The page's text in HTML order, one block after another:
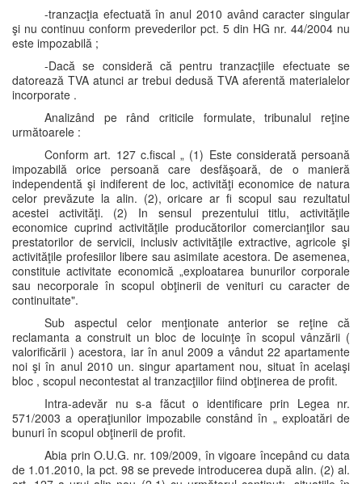
-tranzacţia efectuată în anul 2010 având caracter singular
şi nu continuu conform prevederilor pct. 5 din HG nr. 44/2004 nu
este impozabilă ;
-Dacă se consideră că pentru tranzacţiile efectuate se
datorează TVA atunci ar trebui dedusă TVA aferentă materialelor
incorporate .
Analizând pe rând criticile formulate, tribunalul reţine
următoarele :
Conform art. 127 c.fiscal „ (1) Este considerată persoană
impozabilă orice persoană care desfăşoară, de o manieră
independentă şi indiferent de loc, activităţi economice de natura
celor prevăzute la alin. (2), oricare ar fi scopul sau rezultatul
acestei activităţi. (2) In sensul prezentului titlu, activităţile
economice cuprind activităţile producătorilor comercianţilor sau
prestatorilor de servicii, inclusiv activităţile extractive, agricole şi
activităţile profesiilor libere sau asimilate acestora. De asemenea,
constituie activitate economică „exploatarea bunurilor corporale
sau necorporale în scopul obţinerii de venituri cu caracter de
continuitate".
Sub aspectul celor menţionate anterior se reţine că
reclamanta a construit un bloc de locuinţe în scopul vânzării (
valorificării ) acestora, iar în anul 2009 a vândut 22 apartamente
noi şi în anul 2010 un. singur apartament nou, situat în acelaşi
bloc , scopul necontestat al tranzacţiilor fiind obţinerea de profit.
Intra-adevăr nu s-a făcut o identificare prin Legea nr.
571/2003 a operaţiunilor impozabile constând în „ exploatări de
bunuri în scopul obţinerii de profit.
Abia prin O.U.G. nr. 109/2009, în vigoare începând cu data
de 1.01.2010, la pct. 98 se prevede introducerea după alin. (2) al.